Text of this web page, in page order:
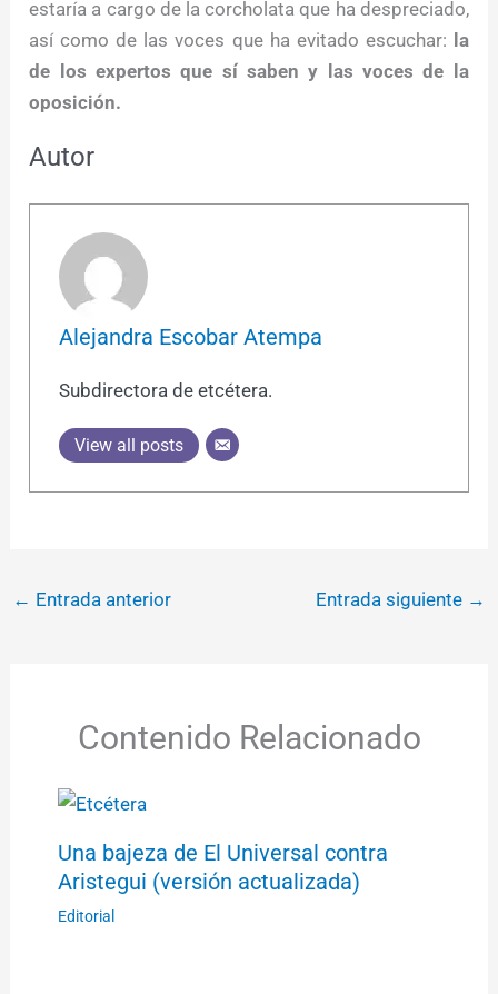
estaría a cargo de la corcholata que ha despreciado,
así como de las voces que ha evitado escuchar: la
de los expertos que sí saben y las voces de la
oposición.
Autor
Alejandra Escobar Atempa
Subdirectora de etcétera.
View all posts
← Entrada anterior Entrada siguiente →
Contenido Relacionado
Una bajeza de El Universal contra
Aristegui (versión actualizada)
Editorial